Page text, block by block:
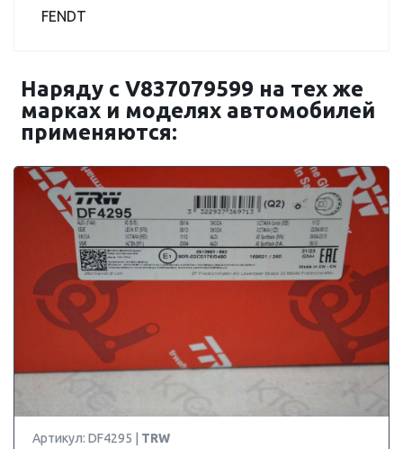
FENDT
Наряду с V837079599 на тех же
марках и моделях автомобилей
применяются:
Артикул: DF4295 | TRW